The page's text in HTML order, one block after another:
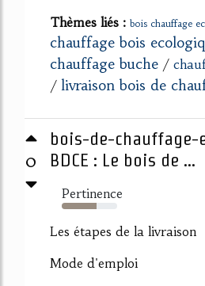
Thèmes liés : bois chauffage
chauffage bois
chauffage buche /
/ livraison bois de
0
bois-de-chauffage-
BDCE : Le bois de ...
Pertinence
63%
Les étapes de la livraison
Mode d'emploi